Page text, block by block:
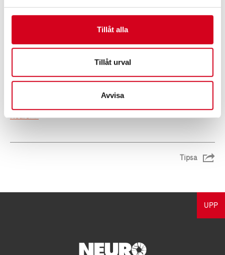
Tillåt alla
Tillåt urval
Avvisa
vad som
orsakar ALS. Viktig forskning pågår bland annat vid Umeå
Lindqvist stiftelse.
Läs mer om als>>
Neuro>>
Tipsa
UPP